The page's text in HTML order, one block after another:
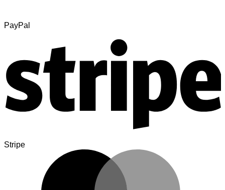
PayPal
Stripe